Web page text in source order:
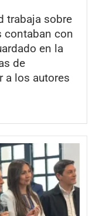
trabaja sobre
contaban con
en la
de
a los autores